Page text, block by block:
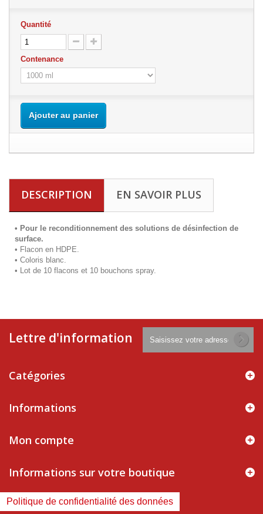
Quantité
Contenance
Ajouter au panier
DESCRIPTION EN SAVOIR PLUS
• Pour le reconditionnement des solutions de désinfection de
surface.
• Flacon en HDPE.
• Coloris blanc.
• Lot de 10 flacons et 10 bouchons spray.
Lettre d'information
Catégories
Informations
Mon compte
Informations sur votre boutique
Politique de confidentialité des données